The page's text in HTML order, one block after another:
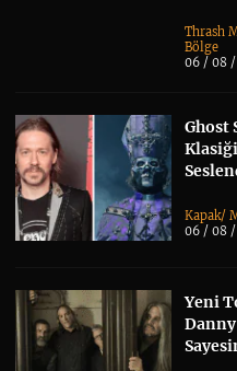
Thrash
Bölge
06 / 08
Ghost
Kapak/
06 / 08
Yeni